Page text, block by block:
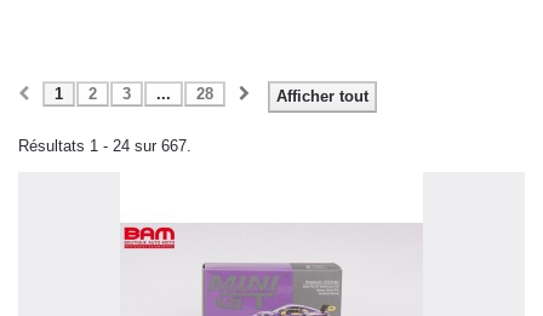
Afficher tout
1 2 3 ... 28
Résultats 1 - 24 sur 667.